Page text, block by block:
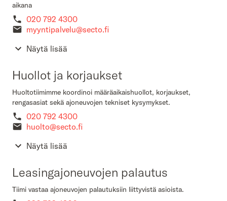
aikana
020 792 4300
myyntipalvelu@secto.fi
Näytä lisää
Huollot ja korjaukset
Huoltotiimimme koordinoi määräaikaishuollot, korjaukset,
rengasasiat sekä ajoneuvojen tekniset kysymykset.
020 792 4300
huolto@secto.fi
Näytä lisää
Leasingajoneuvojen palautus
Tiimi vastaa ajoneuvojen palautuksiin liittyvistä asioista.